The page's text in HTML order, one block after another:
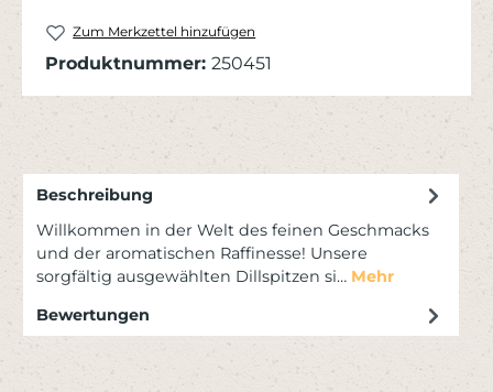
Zum Merkzettel hinzufügen
Produktnummer: 250451
Beschreibung
Willkommen in der Welt des feinen Geschmacks
und der aromatischen Raffinesse! Unsere
sorgfältig ausgewählten Dillspitzen si… Mehr
Bewertungen